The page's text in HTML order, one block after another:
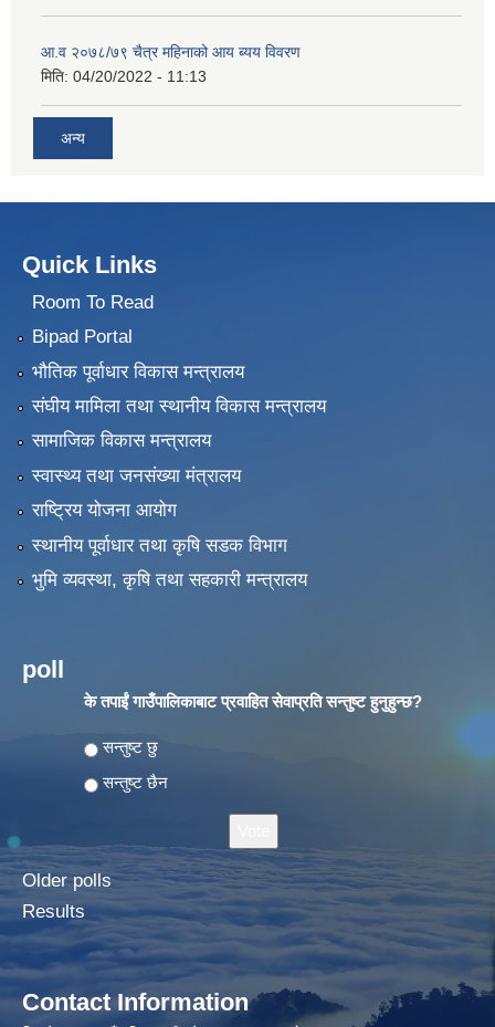
आ.व २०७८/७९ चैत्र महिनाको आय ब्यय विवरण
मिति: 04/20/2022 - 11:13
अन्य
Quick Links
Room To Read
Bipad Portal
भौतिक पूर्वाधार विकास मन्त्रालय
संघीय मामिला तथा स्थानीय विकास मन्त्रालय
सामाजिक विकास मन्त्रालय
स्वास्थ्य तथा जनसंख्या मंत्रालय
राष्ट्रिय योजना आयोग
स्थानीय पूर्वाधार तथा कृषि सडक विभाग
भुमि व्यवस्था, कृषि तथा सहकारी मन्त्रालय
poll
के तपाईं गाउँपालिकाबाट प्रवाहित सेवाप्रति सन्तुष्ट हुनुहुन्छ?
Choices
सन्तुष्ट छु
सन्तुष्ट छैन
Older polls
Results
Contact Information